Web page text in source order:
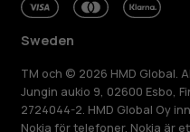
Sweden
TM och © 2026 HMD Global.
Jungin aukio 9, 02600 Esbo,
2724044-2. HMD Global Oy
Nokia för telefoner. Nokia är